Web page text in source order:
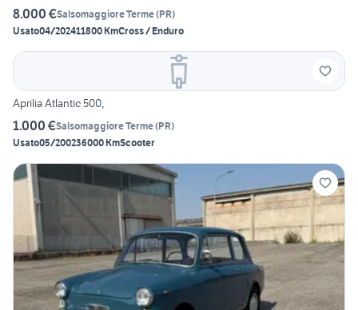
8.000 €Salsomaggiore Terme(PR)
Usato04/202411800 KmCross / Enduro
Aprilia Atlantic 500,
1.000 €Salsomaggiore Terme(PR)
Usato05/200236000 KmScooter